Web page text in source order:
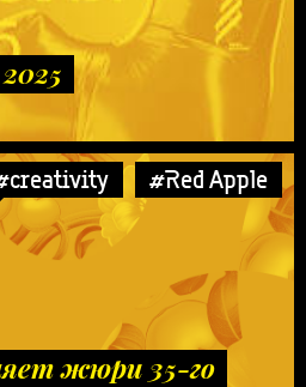
#Red Apple
жюри 35-го